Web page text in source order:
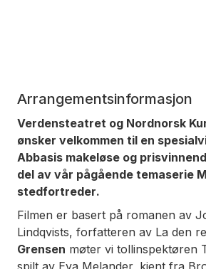
Arrangementsinformasjon
Verdensteatret og Nordnorsk
ønsker velkommen til en
Abbasis makeløse og
del av vår pågående temaserie
stedfortreder.
Filmen er basert på romanen av
Lindqvists, forfatteren av La den
Grensen møter vi tollinspektøren
spilt av Eva Melander, kjent fra